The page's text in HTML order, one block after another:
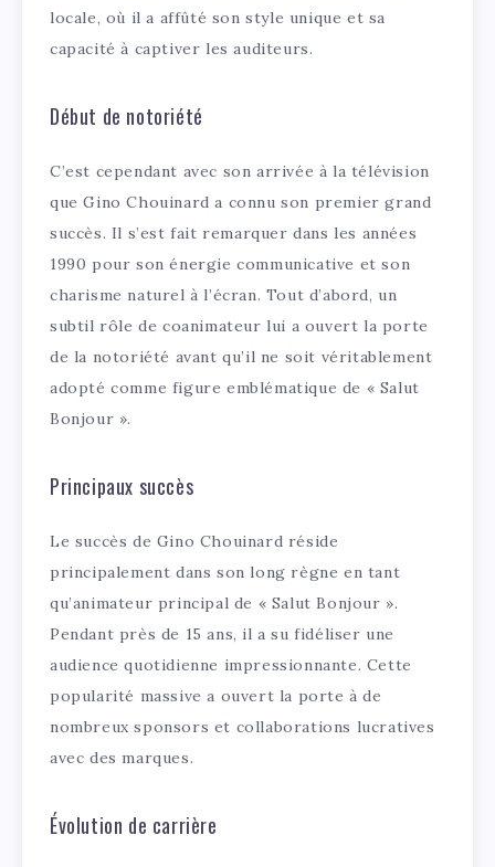
locale, où il a affûté son style unique et sa
capacité à captiver les auditeurs.
Début de notoriété
C’est cependant avec son arrivée à la télévision
que Gino Chouinard a connu son premier grand
succès. Il s’est fait remarquer dans les années
1990 pour son énergie communicative et son
charisme naturel à l’écran. Tout d’abord, un
subtil rôle de coanimateur lui a ouvert la porte
de la notoriété avant qu’il ne soit véritablement
adopté comme figure emblématique de « Salut
Bonjour ».
Principaux succès
Le succès de Gino Chouinard réside
principalement dans son long règne en tant
qu’animateur principal de « Salut Bonjour ».
Pendant près de 15 ans, il a su fidéliser une
audience quotidienne impressionnante. Cette
popularité massive a ouvert la porte à de
nombreux sponsors et collaborations lucratives
avec des marques.
Évolution de carrière